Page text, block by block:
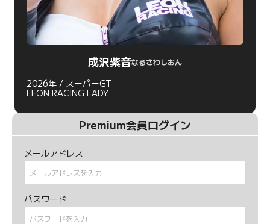
成沢紫音なるさわしおん
2026年 / スーパーGT
LEON RACING LADY
Premium会員ログイン
メールアドレス
パスワード